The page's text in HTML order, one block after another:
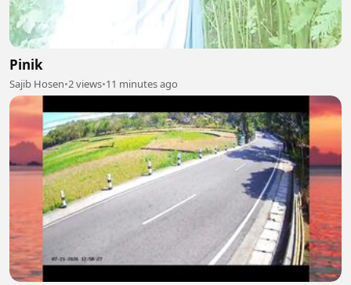
Pinik
Sajib Hosen•2 views•11 minutes ago